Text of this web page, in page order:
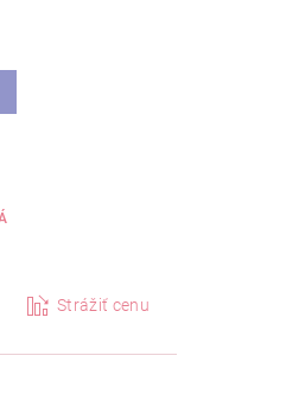
Strážiť cenu